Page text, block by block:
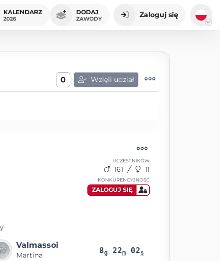
KALENDARZ
2026
DODAJ
ZAWODY Zaloguj się
0 Wzięli udział
UCZESTNIKÓW
161 11
KONKURENCYJNOŚĆ
ZALOGUJ SIĘ
Valmassoi
Martina 8g 22m 02s